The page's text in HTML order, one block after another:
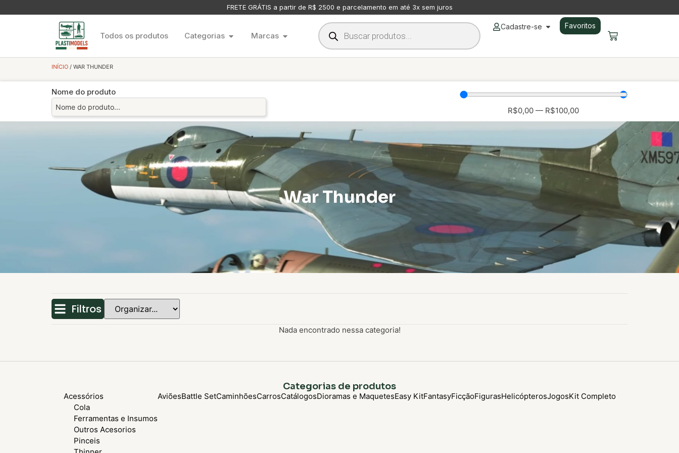
FRETE GRÁTIS a partir de R$ 2500 e parcelamento em até 3x sem juros
Todos os produtos Categorias Marcas
Cadastre-se Favoritos
INÍCIO / WAR THUNDER
Nome do produto
R$0,00 — R$100,00
War Thunder
Filtros
Nada encontrado nessa categoria!
Categorias de produtos
Acessórios
Cola
Ferramentas e Insumos
Outros Acesorios
Pinceis
AviõesBattle SetCaminhõesCarrosCatálogosDioramas e MaquetesEasy KitFantasyFicçãoFigurasHelicópterosJogosKit Completo